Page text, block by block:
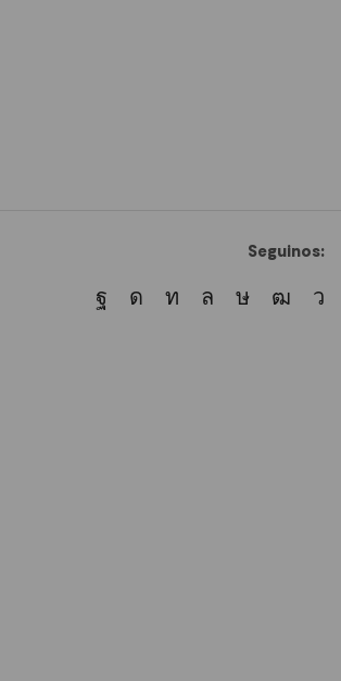
Seguinos: